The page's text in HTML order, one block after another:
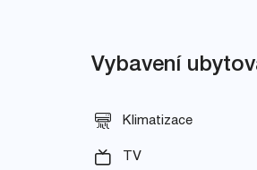
Vybavení
Klimatizace
TV